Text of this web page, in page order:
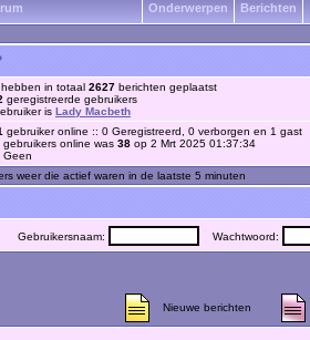
Onderwerpen Berichten
in totaal 2627 berichten geplaatst
geregistreerde gebruikers
is Lady Macbeth
gebruiker online :: 0 Geregistreerd, 0 verborgen en 1
online was 38 op 2 Mrt 2025 01:37:34
Geen
weer die actief waren in de laatste 5 minuten
Gebruikersnaam: Wachtwoord:
Nieuwe berichten